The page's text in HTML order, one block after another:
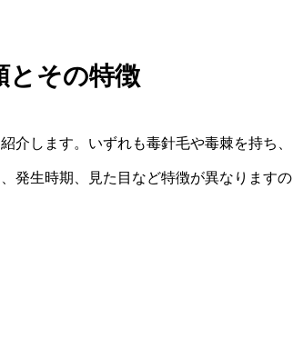
とその特徴
介します。いずれも毒針毛や毒棘を持ち、
発生時期、見た目など特徴が異なりますの